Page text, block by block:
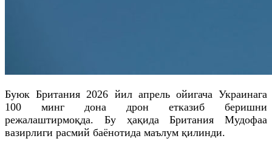
Буюк Британия 2026 йил апрель ойигача Украинага
100 минг дона дрон етказиб беришни
режалаштирмоқда. Бу ҳақида Британия Мудофаа
вазирлиги расмий баёнотида маълум қилинди.